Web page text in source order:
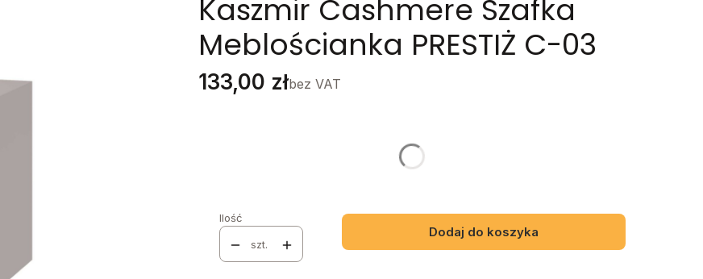
Kaszmir Cashmere Szafka
Meblościanka PRESTIŻ C-03
Cena
133,00 złbez VAT
Ilość
szt.
Dodaj do koszyka